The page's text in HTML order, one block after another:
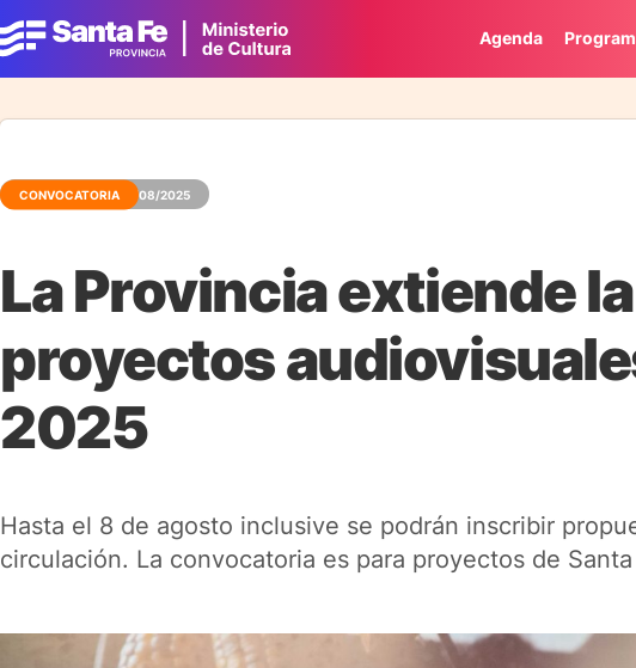
Agenda
CONVOCATORIA 01/08/2025
La Provincia extiende
proyectos
2025
Hasta el 8 de agosto inclusive se podrán inscribir
circulación. La convocatoria es para proyectos de